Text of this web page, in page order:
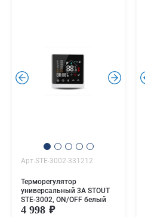
. .
Арт.STE-3002-331212
Терморегулятор
универсальный 3А STOUT
STE-3002, ON/OFF белый
4 998